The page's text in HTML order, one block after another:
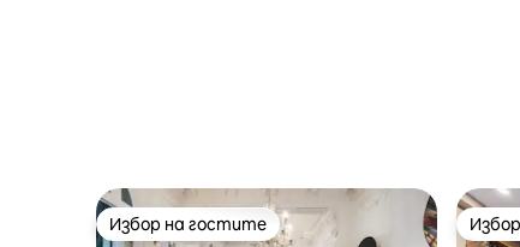
Избор на гостите
Избор на гостите